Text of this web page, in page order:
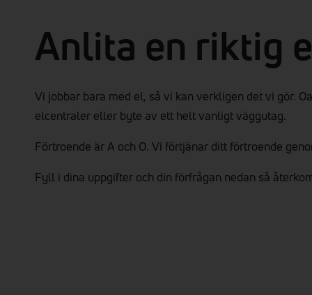
Anlita en riktig
Vi jobbar bara med el, så vi kan verkligen det vi gör.
elcentraler eller byte av ett helt vanligt väggutag.
Förtroende är A och O. Vi förtjänar ditt förtroende
Fyll i dina uppgifter och din förfrågan nedan så